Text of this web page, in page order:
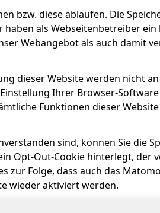
bzw. diese ablaufen. Die
haben als Webseitenbetreiber
Webangebot als auch damit
dieser Website werden nicht
Ihrer Browser-
Funktionen dieser
sind, können Sie die
Opt-Out-Cookie hinterlegt, der
zur Folge, dass auch das
wieder aktiviert werden.